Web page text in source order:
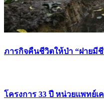
ภารกิจคืนชีวิตให้ป่า “ฝายมีชี
โครงการ 33 ปี หน่วยแพทย์เ